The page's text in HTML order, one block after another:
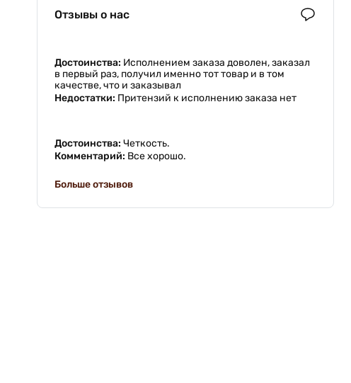
Отзывы о нас
Достоинства: Исполнением заказа доволен, заказал
в первый раз, получил именно тот товар и в том
качестве, что и заказывал
Недостатки: Притензий к исполнению заказа нет
Достоинства: Четкость.
Комментарий: Все хорошо.
Больше отзывов